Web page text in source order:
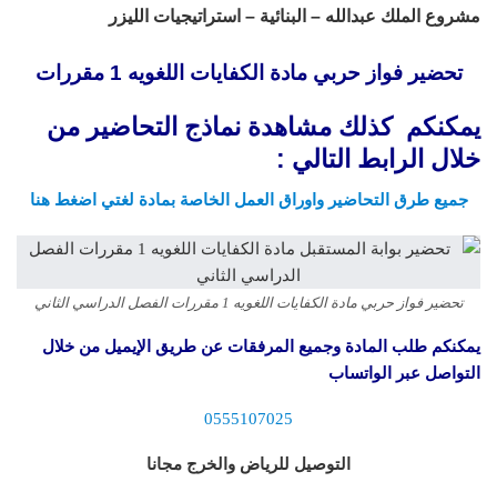
مشروع الملك عبدالله – البنائية – استراتيجيات الليزر
تحضير فواز حربي مادة الكفايات اللغويه 1 مقررات
يمكنكم كذلك مشاهدة نماذج التحاضير من
خلال الرابط التالي :
جميع طرق التحاضير واوراق العمل الخاصة بمادة لغتي اضغط هنا
تحضير فواز حربي مادة الكفايات اللغويه 1 مقررات الفصل الدراسي الثاني
يمكنكم طلب المادة وجميع المرفقات عن طريق الإيميل من خلال
التواصل عبر الواتساب
0555107025
التوصيل للرياض والخرج مجانا